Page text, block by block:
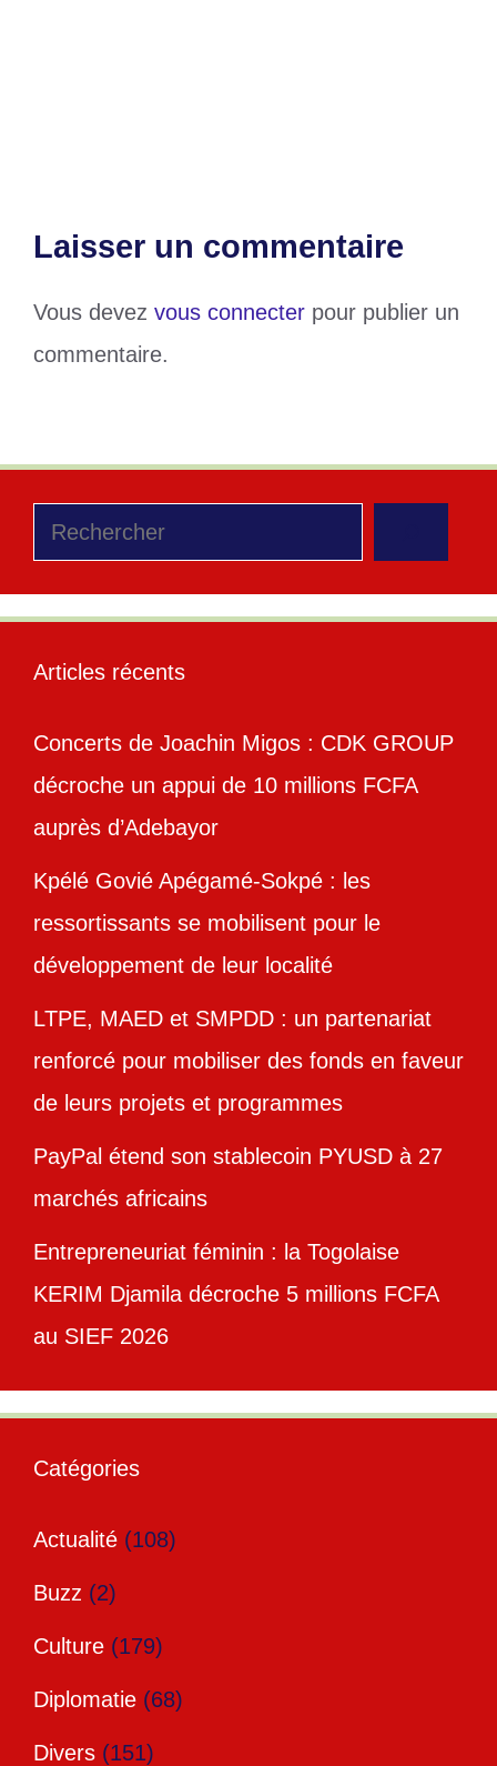
Laisser un commentaire
Vous devez vous connecter pour publier un
commentaire.
Rechercher
Articles récents
Concerts de Joachin Migos : CDK GROUP
décroche un appui de 10 millions FCFA
auprès d’Adebayor
Kpélé Govié Apégamé-Sokpé : les
ressortissants se mobilisent pour le
développement de leur localité
LTPE, MAED et SMPDD : un partenariat
renforcé pour mobiliser des fonds en faveur
de leurs projets et programmes
PayPal étend son stablecoin PYUSD à 27
marchés africains
Entrepreneuriat féminin : la Togolaise
KERIM Djamila décroche 5 millions FCFA
au SIEF 2026
Catégories
Actualité (108)
Buzz (2)
Culture (179)
Diplomatie (68)
Divers (151)